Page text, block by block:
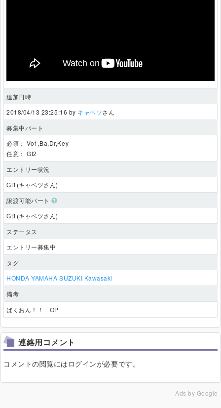
追加日時
2018/04/13 23:25:16 by キャベツさん
募集中パート
必須： Vo1,Ba,Dr,Key
任意： Gt2
エントリー状況
Gt1(キャベツさん)
譲渡可能パート
Gt1(キャベツさん)
ステータス
エントリー募集中
タグ
HONDA YAMAHA SUZUKI Kawasaki
備考
ばくおん！！ OP
連絡用コメント
コメントの閲覧にはログインが必要です。
Ads by Google